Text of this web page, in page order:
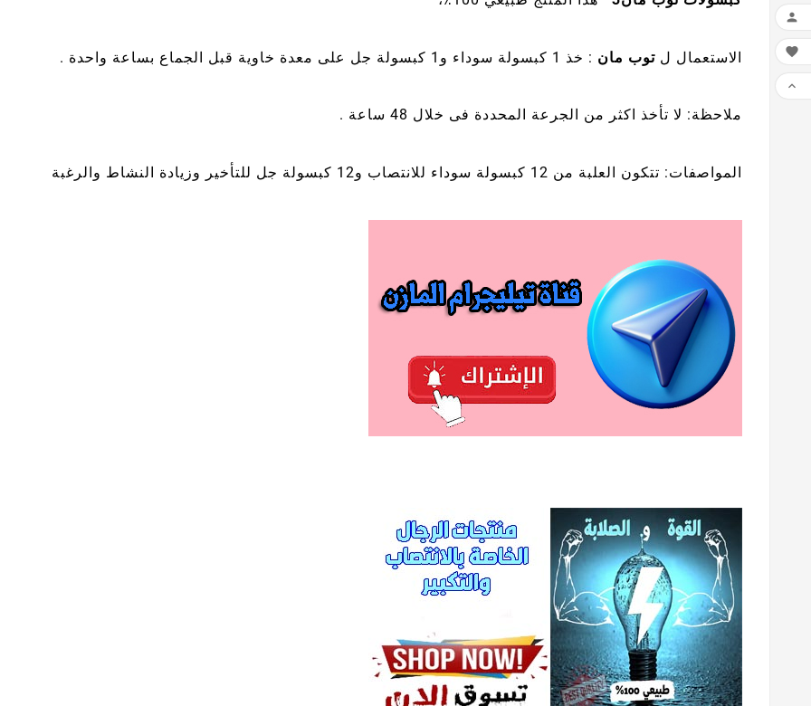
الاستعمال ل توب مان : خذ 1 كبسولة سوداء و1 كبسولة جل على معدة خاوية قبل الجماع بساعة واحدة .
ملاحظة: لا تأخذ اكثر من الجرعة المحددة فى خلال 48 ساعة .
المواصفات: تتكون العلبة من 12 كبسولة سوداء للانتصاب و12 كبسولة جل للتأخير وزيادة النشاط والرغبة


